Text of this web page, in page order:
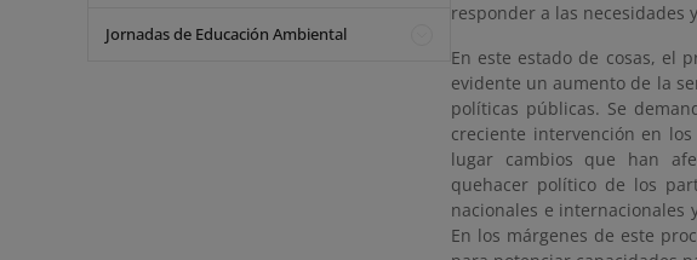
Jornadas de Educación Ambiental
responder a las necesidades
En este estado de cosas, el
evidente un aumento de la
políticas públicas. Se
creciente intervención en
lugar cambios que han
quehacer político de los
nacionales e internacionales
En los márgenes de este